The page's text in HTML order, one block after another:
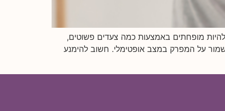
מופחתים באמצעות כמה צעדים פשוטים,
על המפרק במצב אופטימלי. חשוב להימנע